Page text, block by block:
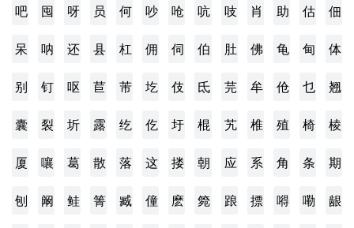
吧 囤 呀 员 何 吵 呛 吭 吱 肖 助 估 佃
呆 呐 还 县 杠 佣 伺 伯 肚 佛 龟 甸 体
别 钉 呕 苣 芾 圪 伎 氐 芫 牟 伧 乜 翘
囊 裂 圻 露 纥 仡 圩 棍 艽 椎 殖 椅 棱
厦 嚷 葛 散 落 这 搂 朝 应 系 角 条 期
刨 阚 鲑 箐 臧 僮 麽 箢 踉 摽 嘚 嘞 龈